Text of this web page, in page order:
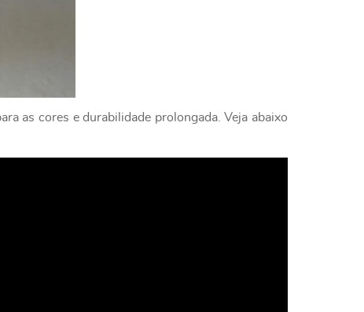
as cores e durabilidade prolongada. Veja abaixo